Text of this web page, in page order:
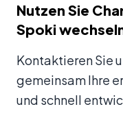
Nutzen Sie
Spoki
Kontaktieren Sie
gemeinsam Ihre
und schnell